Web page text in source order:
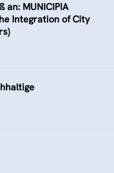
an: MUNICIPIA
Integration of City